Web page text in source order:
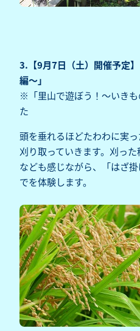
3.【9月7日（土）開催予定
編～」
※「里山で遊ぼう！～いき
た
頭を垂れるほどたわわに実
刈り取っていきます。刈っ
なども感じながら、「はざ
でを体験します。